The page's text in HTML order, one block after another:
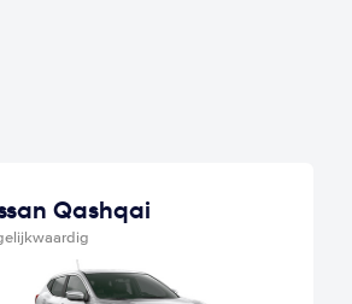
Qashqai